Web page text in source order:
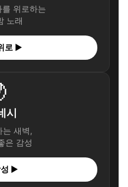
위로하는
노래
로 ▶
시
는 새벽,
은 감성
성 ▶